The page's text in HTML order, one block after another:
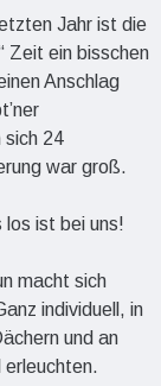
Jahr ist die
Zeit ein bisschen
Anschlag
sich 24
war groß.
los ist bei uns!
macht sich
individuell, in
und an
erleuchten.